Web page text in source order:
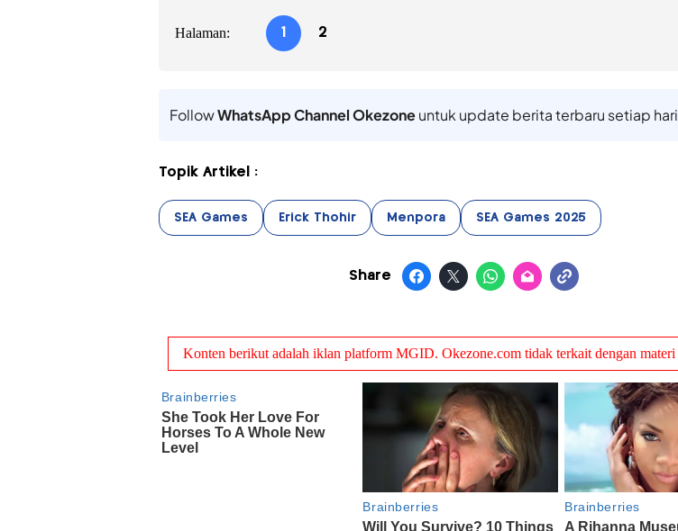
Halaman: 1 2
FollowWhatsApp Channel Okezoneuntuk update berita terbaru setiap hari
Topik Artikel :
SEA Games Erick Thohir Menpora SEA Games 2025
Share